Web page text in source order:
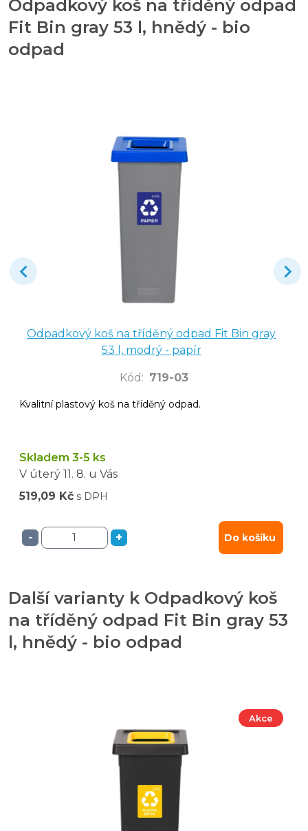
Odpadkový koš na tříděný odpad
Fit Bin gray 53 l, hnědý - bio
odpad
Odpadkový koš na tříděný odpad Fit Bin gray
53 l, modrý - papír
Kód : 719-03
Kvalitní plastový koš na tříděný odpad.
Skladem 3-5 ks
V úterý 11. 8. u Vás
519,09 Kč s DPH
- + Do košíku
Další varianty k Odpadkový koš
na tříděný odpad Fit Bin gray 53
l, hnědý - bio odpad
Akce